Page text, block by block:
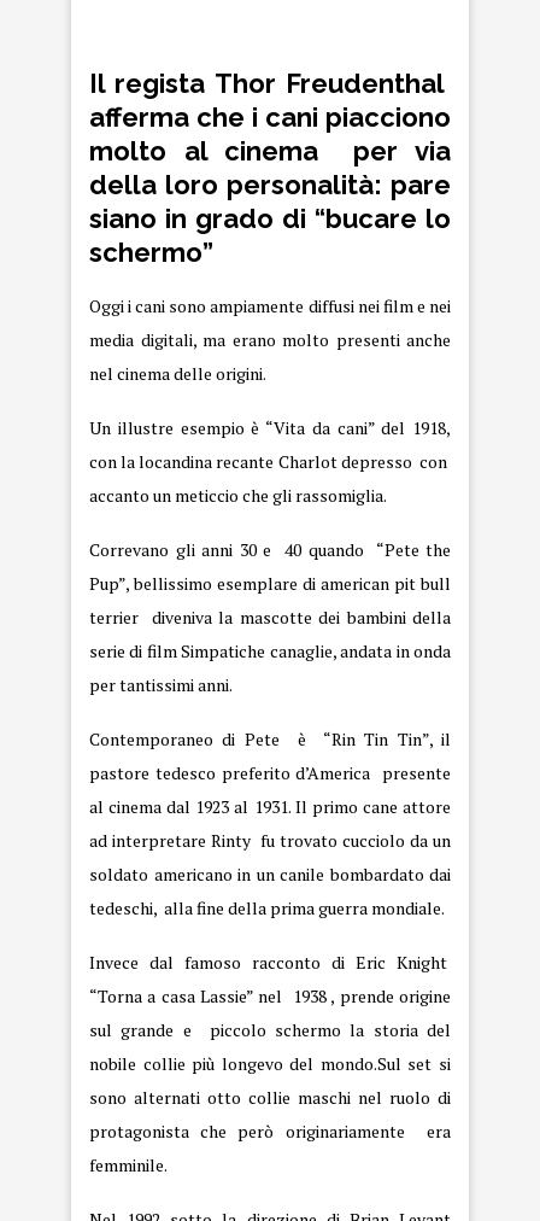
Il regista Thor Freudenthal
afferma che i cani piacciono
molto al cinema per via
della loro personalità: pare
siano in grado di “bucare lo
schermo”
Oggi i cani sono ampiamente diffusi nei film e nei
media digitali, ma erano molto presenti anche
nel cinema delle origini.
Un illustre esempio è “Vita da cani” del 1918,
con la locandina recante Charlot depresso con
accanto un meticcio che gli rassomiglia.
Correvano gli anni 30 e 40 quando “Pete the
Pup”, bellissimo esemplare di american pit bull
terrier diveniva la mascotte dei bambini della
serie di film Simpatiche canaglie, andata in onda
per tantissimi anni.
Contemporaneo di Pete è “Rin Tin Tin”, il
pastore tedesco preferito d’America presente
al cinema dal 1923 al 1931. Il primo cane attore
ad interpretare Rinty fu trovato cucciolo da un
soldato americano in un canile bombardato dai
tedeschi, alla fine della prima guerra mondiale.
Invece dal famoso racconto di Eric Knight
“Torna a casa Lassie” nel 1938 , prende origine
sul grande e piccolo schermo la storia del
nobile collie più longevo del mondo.Sul set si
sono alternati otto collie maschi nel ruolo di
protagonista che però originariamente era
femminile.